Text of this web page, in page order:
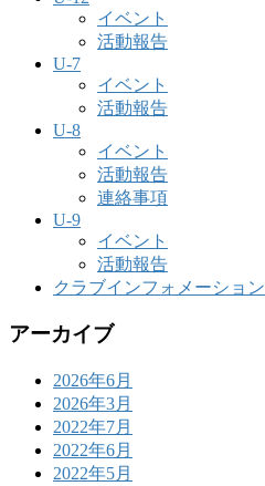
イベント
活動報告
U-7
イベント
活動報告
U-8
イベント
活動報告
連絡事項
U-9
イベント
活動報告
クラブインフォメーション
アーカイブ
2026年6月
2026年3月
2022年7月
2022年6月
2022年5月